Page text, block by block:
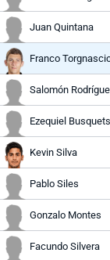
Juan Quintana
Franco
Salomón
Ezequiel Busquets
Kevin Silva
Pablo Siles
Gonzalo Montes
Facundo Silvera